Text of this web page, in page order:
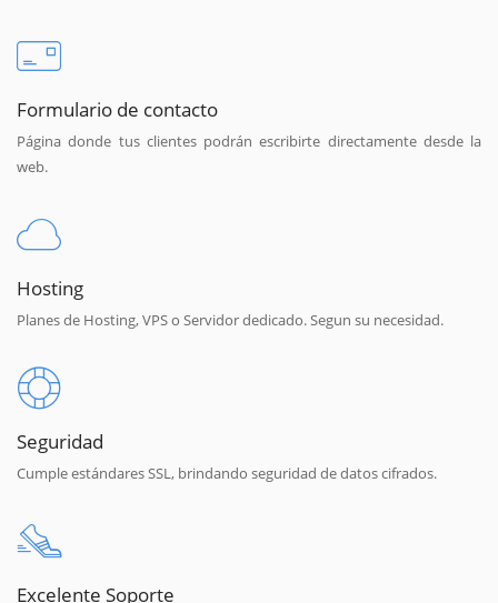
Formulario de contacto
Página donde tus clientes podrán escribirte directamente desde la
web.
Hosting
Planes de Hosting, VPS o Servidor dedicado. Segun su necesidad.
Seguridad
Cumple estándares SSL, brindando seguridad de datos cifrados.
Excelente Soporte